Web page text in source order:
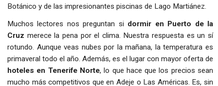
Botánico y de las impresionantes piscinas de Lago Martiánez.
Muchos lectores nos preguntan si dormir en Puerto de la
Cruz merece la pena por el clima. Nuestra respuesta es un sí
rotundo. Aunque veas nubes por la mañana, la temperatura es
primaveral todo el año. Además, es el lugar con mayor oferta de
hoteles en Tenerife Norte, lo que hace que los precios sean
mucho más competitivos que en Adeje o Las Américas. Es, sin